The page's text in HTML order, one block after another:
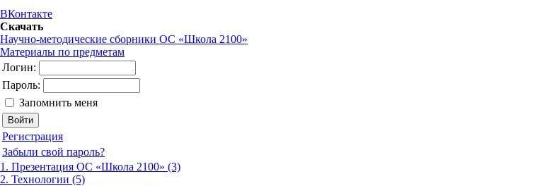
ВКонтакте
Скачать
Научно-методические сборники ОС «Школа 2100»
Материалы по предметам
Логин:
Пароль:
Запомнить меня
Регистрация
Забыли свой пароль?
1. Презентация ОС «Школа 2100» (3)
2. Технологии (5)